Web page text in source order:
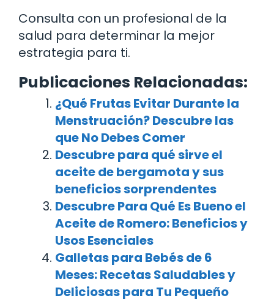
Consulta con un profesional de la
salud para determinar la mejor
estrategia para ti.
Publicaciones Relacionadas:
¿Qué Frutas Evitar Durante la
Menstruación? Descubre las
que No Debes Comer
Descubre para qué sirve el
aceite de bergamota y sus
beneficios sorprendentes
Descubre Para Qué Es Bueno el
Aceite de Romero: Beneficios y
Usos Esenciales
Galletas para Bebés de 6
Meses: Recetas Saludables y
Deliciosas para Tu Pequeño